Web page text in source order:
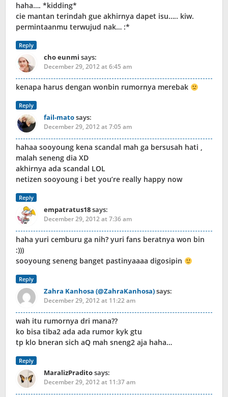
haha…. *kidding*
cie mantan terindah gue akhirnya dapet isu….. kiw.
permintaanmu terwujud nak… :*
Reply
cho eunmi says:
December 29, 2012 at 6:45 am
kenapa harus dengan wonbin rumornya merebak
Reply
fail-matosays:
December 29, 2012 at 7:05 am
hahaa sooyoung kena scandal mah ga bersusah hati ,
malah seneng dia XD
akhirnya ada scandal LOL
netizen sooyoung i bet you’re really happy now
Reply
empatratus18says:
December 29, 2012 at 7:36 am
haha yuri cemburu ga nih? yuri fans beratnya won bin
:)))
sooyoung seneng banget pastinyaaaa digosipin
Reply
Zahra Kanhosa (@ZahraKanhosa)says:
December 29, 2012 at 11:22 am
wah itu rumornya dri mana??
ko bisa tiba2 ada ada rumor kyk gtu
tp klo bneran sich aQ mah sneng2 aja haha…
Reply
MaralizPraditosays:
December 29, 2012 at 11:37 am